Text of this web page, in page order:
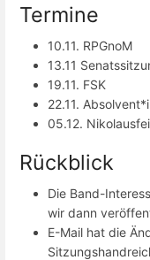
Termine
10.11. RPGnoM
13.11
19.11. FSK
22.11.
05.12.
Rückblick
Die Band-
wir dann
E-Mail hat die